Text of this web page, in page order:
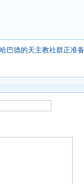
巴德的天主教社群正准